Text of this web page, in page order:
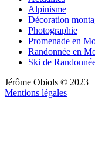
Alpinisme
Décoration
Photographie
Promenade en
Randonnée en
Ski de
Jérôme Obiols © 2023
Mentions légales